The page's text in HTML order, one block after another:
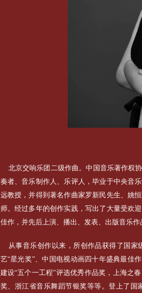
北京交响乐团二级作曲。中国音乐著作权
奏者、音乐制作人、乐评人，毕业于中央音
远教授，并得到著名作曲家罗新民先生、姚
师。经过多年的创作实践，写出了大量受欢
佳作，并先后上演、播出、发表、出版音乐
从事音乐创作以来，所创作品获得了国
艺“星光奖”、中国电视动画四十年盛典最佳
建设“五个一工程”评选优秀作品奖，上海之
奖、浙江省音乐舞蹈节银奖等等。登上了